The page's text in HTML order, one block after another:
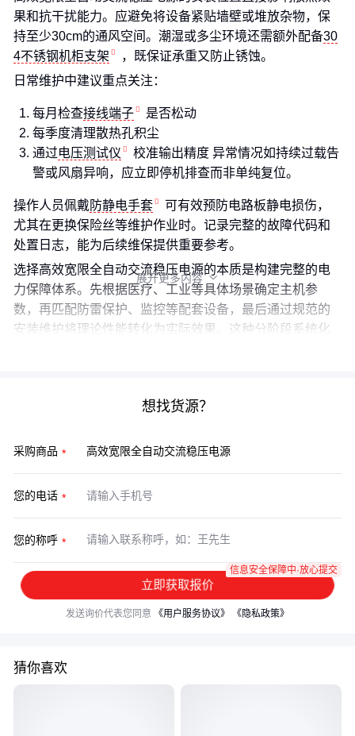
果和抗干扰能力。应避免将设备紧贴墙壁或堆放杂物，保
持至少30cm的通风空间。潮湿或多尘环境还需额外配备30
4不锈钢机柜支架
，既保证承重又防止锈蚀。
日常维护中建议重点关注：
每月检查接线端子
是否松动
每季度清理散热孔积尘
通过电压测试仪
校准输出精度 异常情况如持续过载告
警或风扇异响，应立即停机排查而非单纯复位。
操作人员佩戴 防静电手套
可有效预防电路板静电损伤，
尤其在更换保险丝等维护作业时。记录完整的故障代码和
处置日志，能为后续维保提供重要参考。
选择高效宽限全自动交流稳压电源的本质是构建完整的电
力保障体系。先根据医疗、工业等具体场景确定主机参
数，再匹配防雷保护、监控等配套设备，最后通过规范的
安装维护将理论性能转化为实际效果。这种分阶段系统化
展开更多内容 
想找货源？
采购商品
您的电话
您的称呼
立即获取报价
信息安全保障中·放心提交
发送询价代表您同意 《用户服务协议》 《隐私政策》
猜你喜欢